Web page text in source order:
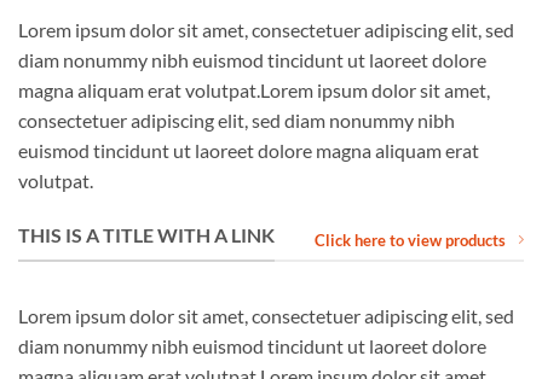
Lorem ipsum dolor sit amet, consectetuer adipiscing elit, sed
diam nonummy nibh euismod tincidunt ut laoreet dolore
magna aliquam erat volutpat.Lorem ipsum dolor sit amet,
consectetuer adipiscing elit, sed diam nonummy nibh
euismod tincidunt ut laoreet dolore magna aliquam erat
volutpat.
THIS IS A TITLE WITH A LINK Click here to view products
Lorem ipsum dolor sit amet, consectetuer adipiscing elit, sed
diam nonummy nibh euismod tincidunt ut laoreet dolore